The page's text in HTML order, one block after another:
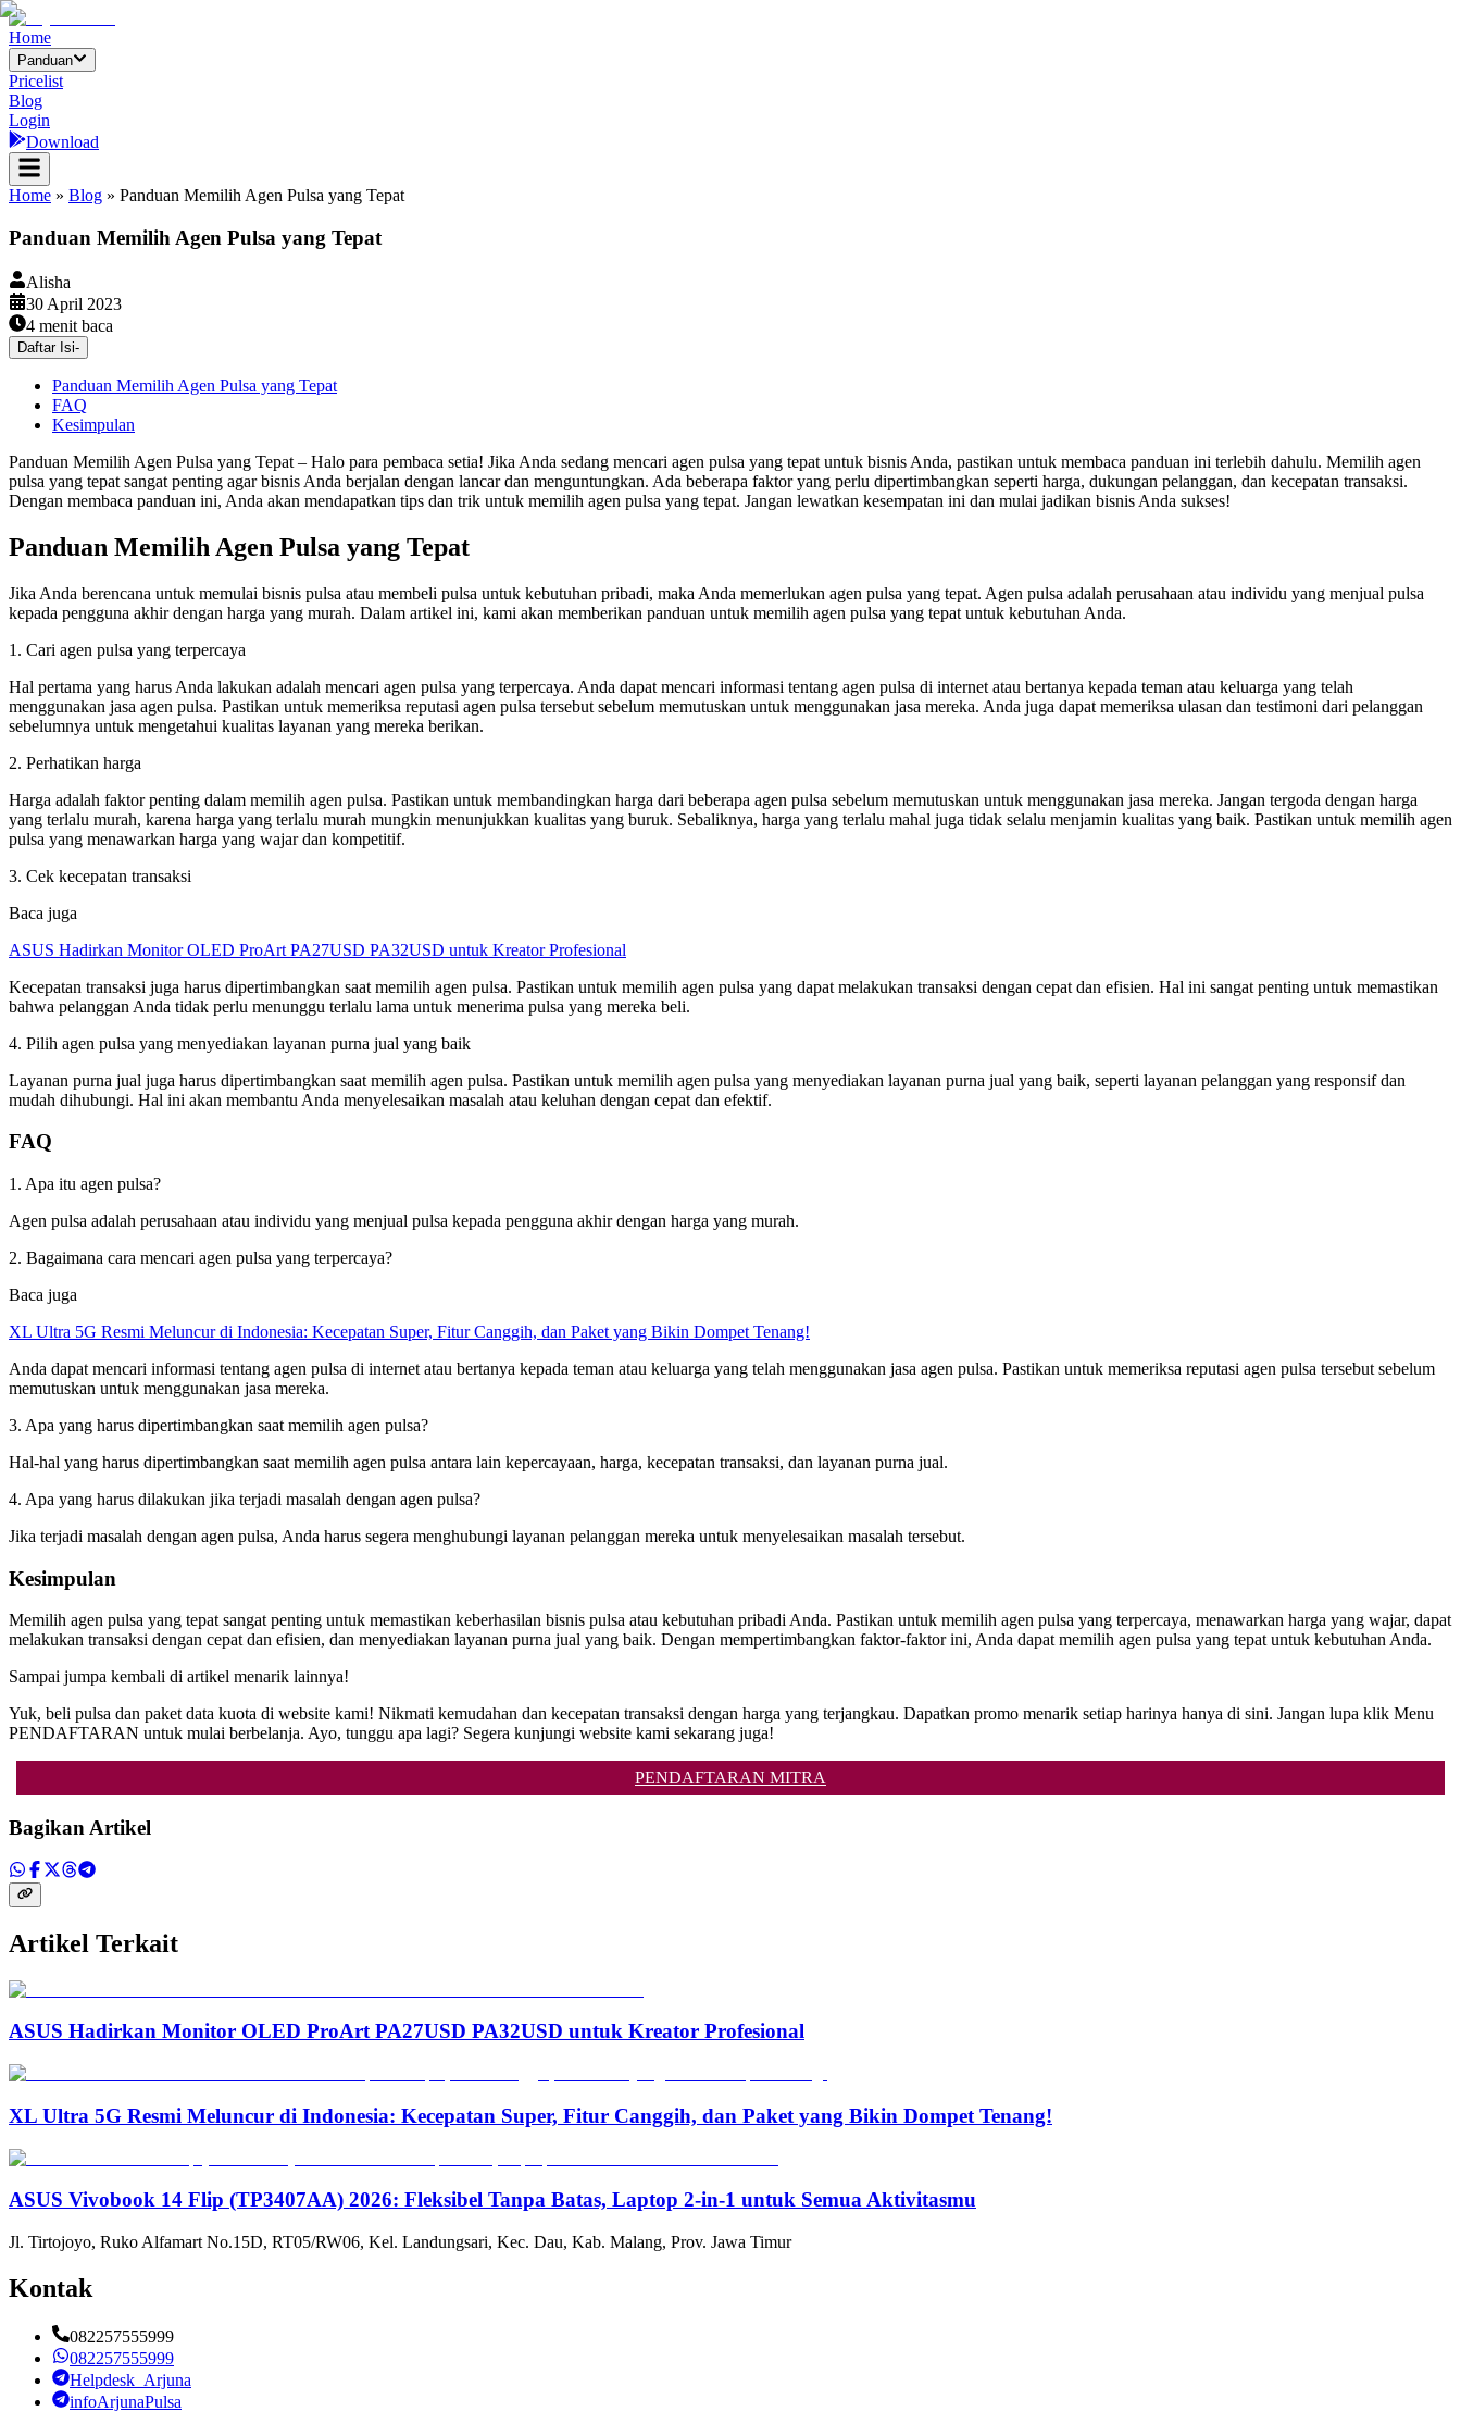
Home
Panduan
Pricelist
Blog
Login
Download
Home » Blog » Panduan Memilih Agen Pulsa yang Tepat
Panduan Memilih Agen Pulsa yang Tepat
Alisha
30 April 2023
4 menit baca
Daftar Isi-
Panduan Memilih Agen Pulsa yang Tepat
FAQ
Kesimpulan
Panduan Memilih Agen Pulsa yang Tepat – Halo para pembaca setia! Jika Anda sedang mencari agen pulsa yang tepat untuk bisnis Anda, pastikan untuk membaca panduan ini terlebih dahulu. Memilih agen
pulsa yang tepat sangat penting agar bisnis Anda berjalan dengan lancar dan menguntungkan. Ada beberapa faktor yang perlu dipertimbangkan seperti harga, dukungan pelanggan, dan kecepatan transaksi.
Dengan membaca panduan ini, Anda akan mendapatkan tips dan trik untuk memilih agen pulsa yang tepat. Jangan lewatkan kesempatan ini dan mulai jadikan bisnis Anda sukses!
Panduan Memilih Agen Pulsa yang Tepat
Jika Anda berencana untuk memulai bisnis pulsa atau membeli pulsa untuk kebutuhan pribadi, maka Anda memerlukan agen pulsa yang tepat. Agen pulsa adalah perusahaan atau individu yang menjual pulsa
kepada pengguna akhir dengan harga yang murah. Dalam artikel ini, kami akan memberikan panduan untuk memilih agen pulsa yang tepat untuk kebutuhan Anda.
1. Cari agen pulsa yang terpercaya
Hal pertama yang harus Anda lakukan adalah mencari agen pulsa yang terpercaya. Anda dapat mencari informasi tentang agen pulsa di internet atau bertanya kepada teman atau keluarga yang telah
menggunakan jasa agen pulsa. Pastikan untuk memeriksa reputasi agen pulsa tersebut sebelum memutuskan untuk menggunakan jasa mereka. Anda juga dapat memeriksa ulasan dan testimoni dari pelanggan
sebelumnya untuk mengetahui kualitas layanan yang mereka berikan.
2. Perhatikan harga
Harga adalah faktor penting dalam memilih agen pulsa. Pastikan untuk membandingkan harga dari beberapa agen pulsa sebelum memutuskan untuk menggunakan jasa mereka. Jangan tergoda dengan harga
yang terlalu murah, karena harga yang terlalu murah mungkin menunjukkan kualitas yang buruk. Sebaliknya, harga yang terlalu mahal juga tidak selalu menjamin kualitas yang baik. Pastikan untuk memilih agen
pulsa yang menawarkan harga yang wajar dan kompetitif.
3. Cek kecepatan transaksi
Baca juga
ASUS Hadirkan Monitor OLED ProArt PA27USD PA32USD untuk Kreator Profesional
Kecepatan transaksi juga harus dipertimbangkan saat memilih agen pulsa. Pastikan untuk memilih agen pulsa yang dapat melakukan transaksi dengan cepat dan efisien. Hal ini sangat penting untuk memastikan
bahwa pelanggan Anda tidak perlu menunggu terlalu lama untuk menerima pulsa yang mereka beli.
4. Pilih agen pulsa yang menyediakan layanan purna jual yang baik
Layanan purna jual juga harus dipertimbangkan saat memilih agen pulsa. Pastikan untuk memilih agen pulsa yang menyediakan layanan purna jual yang baik, seperti layanan pelanggan yang responsif dan
mudah dihubungi. Hal ini akan membantu Anda menyelesaikan masalah atau keluhan dengan cepat dan efektif.
FAQ
1. Apa itu agen pulsa?
Agen pulsa adalah perusahaan atau individu yang menjual pulsa kepada pengguna akhir dengan harga yang murah.
2. Bagaimana cara mencari agen pulsa yang terpercaya?
Baca juga
XL Ultra 5G Resmi Meluncur di Indonesia: Kecepatan Super, Fitur Canggih, dan Paket yang Bikin Dompet Tenang!
Anda dapat mencari informasi tentang agen pulsa di internet atau bertanya kepada teman atau keluarga yang telah menggunakan jasa agen pulsa. Pastikan untuk memeriksa reputasi agen pulsa tersebut sebelum
memutuskan untuk menggunakan jasa mereka.
3. Apa yang harus dipertimbangkan saat memilih agen pulsa?
Hal-hal yang harus dipertimbangkan saat memilih agen pulsa antara lain kepercayaan, harga, kecepatan transaksi, dan layanan purna jual.
4. Apa yang harus dilakukan jika terjadi masalah dengan agen pulsa?
Jika terjadi masalah dengan agen pulsa, Anda harus segera menghubungi layanan pelanggan mereka untuk menyelesaikan masalah tersebut.
Kesimpulan
Memilih agen pulsa yang tepat sangat penting untuk memastikan keberhasilan bisnis pulsa atau kebutuhan pribadi Anda. Pastikan untuk memilih agen pulsa yang terpercaya, menawarkan harga yang wajar, dapat
melakukan transaksi dengan cepat dan efisien, dan menyediakan layanan purna jual yang baik. Dengan mempertimbangkan faktor-faktor ini, Anda dapat memilih agen pulsa yang tepat untuk kebutuhan Anda.
Sampai jumpa kembali di artikel menarik lainnya!
Yuk, beli pulsa dan paket data kuota di website kami! Nikmati kemudahan dan kecepatan transaksi dengan harga yang terjangkau. Dapatkan promo menarik setiap harinya hanya di sini. Jangan lupa klik Menu
PENDAFTARAN untuk mulai berbelanja. Ayo, tunggu apa lagi? Segera kunjungi website kami sekarang juga!
PENDAFTARAN MITRA
Bagikan Artikel
Artikel Terkait
ASUS Hadirkan Monitor OLED ProArt PA27USD PA32USD untuk Kreator Profesional
XL Ultra 5G Resmi Meluncur di Indonesia: Kecepatan Super, Fitur Canggih, dan Paket yang Bikin Dompet Tenang!
ASUS Vivobook 14 Flip (TP3407AA) 2026: Fleksibel Tanpa Batas, Laptop 2-in-1 untuk Semua Aktivitasmu
Jl. Tirtojoyo, Ruko Alfamart No.15D, RT05/RW06, Kel. Landungsari, Kec. Dau, Kab. Malang, Prov. Jawa Timur
Kontak
082257555999
082257555999
Helpdesk_Arjuna
infoArjunaPulsa